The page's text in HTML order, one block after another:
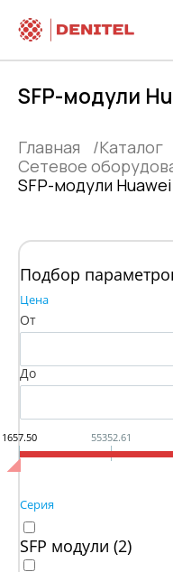
SFP-модули
Главная
Каталог
Сетевое
SFP-модули Huawei
Подбор
Цена
От
До
1657.50 55352.61
Серия
SFP модули (2)